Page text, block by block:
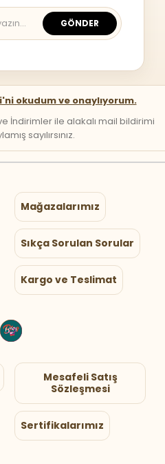
GÖNDER
okudum ve onaylıyorum.
İndirimler ile alakalı mail bildirimi
sayılırsınız.
Mağazalarımız
Sıkça Sorulan Sorular
Kargo ve Teslimat
Mesafeli Satış
Sözleşmesi
Sertifikalarımız